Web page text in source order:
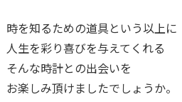
時を知るための道具という以上に
人生を彩り喜びを与えてくれる
そんな時計との出会いを
お楽しみ頂けましたでしょうか。